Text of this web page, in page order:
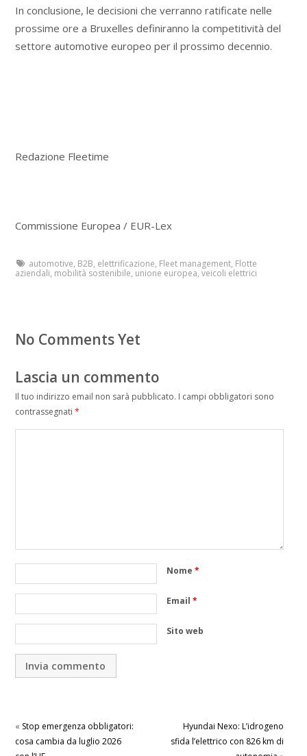
In conclusione, le decisioni che verranno ratificate nelle
prossime ore a Bruxelles definiranno la competitività del
settore automotive europeo per il prossimo decennio.
Redazione Fleetime
Commissione Europea / EUR-Lex
automotive, B2B, elettrificazione, Fleet management, Flotte
aziendali, mobilità sostenibile, unione europea, veicoli elettrici
No Comments Yet
Lascia un commento
Il tuo indirizzo email non sarà pubblicato. I campi obbligatori sono
contrassegnati *
Nome *
Email *
Sito web
« Stop emergenza obbligatori:
cosa cambia da luglio 2026
Hyundai Nexo: L’idrogeno
sfida l’elettrico con 826 km di